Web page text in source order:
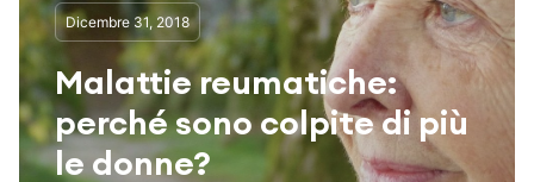
Dicembre 31, 2018
Malattie reumatiche:
perché sono colpite di più
le donne?